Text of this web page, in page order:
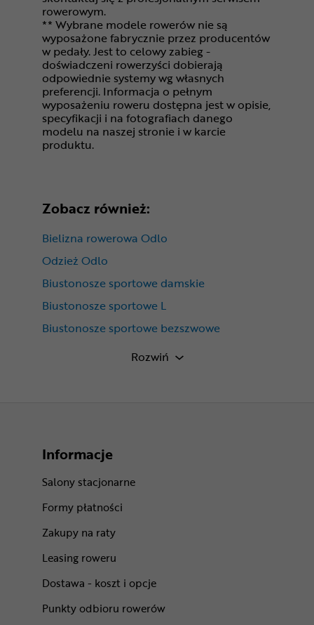
rowerowym.
** Wybrane modele rowerów nie są
wyposażone fabrycznie przez producentów
w pedały. Jest to celowy zabieg -
doświadczeni rowerzyści dobierają
odpowiednie systemy wg własnych
preferencji. Informacja o pełnym
wyposażeniu roweru dostępna jest w opisie,
specyfikacji i na fotografiach danego
modelu na naszej stronie i w karcie
produktu.
Zobacz również:
Bielizna rowerowa Odlo
Odzież Odlo
Biustonosze sportowe damskie
Biustonosze sportowe L
Biustonosze sportowe bezszwowe
Biustonosze sportowe ze średnim
Rozwiń
Informacje
Salony stacjonarne
Formy płatności
Zakupy na raty
Leasing roweru
Dostawa - koszt i opcje
Punkty odbioru rowerów